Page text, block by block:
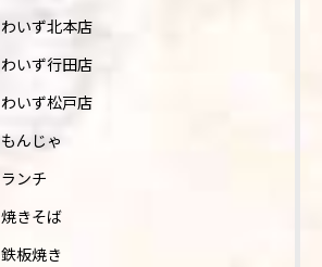
わいず北本店
わいず行田店
わいず松戸店
もんじゃ
ランチ
焼きそば
鉄板焼き